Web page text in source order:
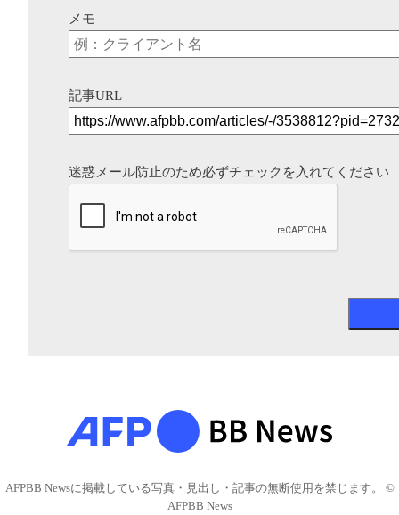
メモ
記事URL
迷惑メール防止のため必ずチェックを入れてください
AFPBB Newsに掲載している写真・見出し・記事の無断使用を禁じます。 ©
AFPBB News